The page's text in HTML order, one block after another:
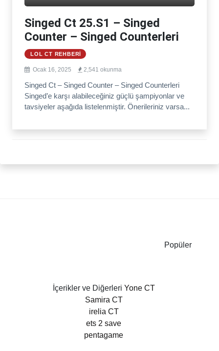
Singed Ct 25.S1 – Singed
Counter – Singed Counterleri
LOL CT REHBERI
Ocak 16, 2025 2,541 okunma
Singed Ct – Singed Counter – Singed Counterleri
Singed’e karşı alabileceğiniz güçlü şampiyonlar ve
tavsiyeler aşağıda listelenmiştir. Önerileriniz varsa...
Popüler
İçerikler ve Diğerleri Yone CT
Samira CT
irelia CT
ets 2 save
pentagame